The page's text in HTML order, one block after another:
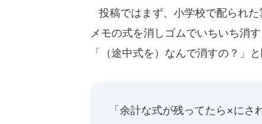
投稿ではまず、小学校で配られ
メモの式を消しゴムでいちいち消
「（途中式を）なんで消すの？」と
「余計な式が残ってたら×にさ